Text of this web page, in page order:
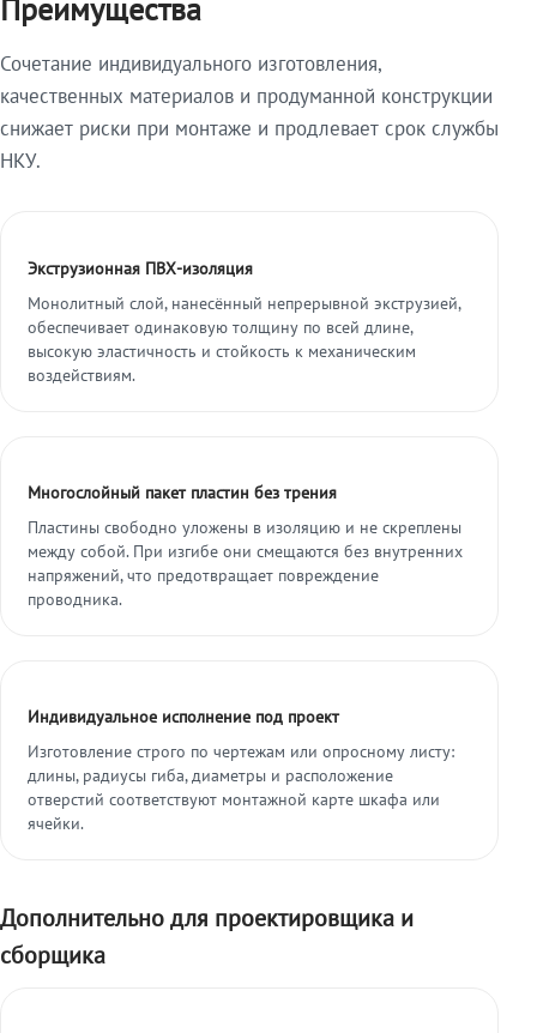
Преимущества
Сочетание индивидуального изготовления,
качественных материалов и продуманной конструкции
снижает риски при монтаже и продлевает срок службы
НКУ.
Экструзионная ПВХ-изоляция
Монолитный слой, нанесённый непрерывной экструзией,
обеспечивает одинаковую толщину по всей длине,
высокую эластичность и стойкость к механическим
воздействиям.
Многослойный пакет пластин без трения
Пластины свободно уложены в изоляцию и не скреплены
между собой. При изгибе они смещаются без внутренних
напряжений, что предотвращает повреждение
проводника.
Индивидуальное исполнение под проект
Изготовление строго по чертежам или опросному листу:
длины, радиусы гиба, диаметры и расположение
отверстий соответствуют монтажной карте шкафа или
ячейки.
Дополнительно для проектировщика и
сборщика